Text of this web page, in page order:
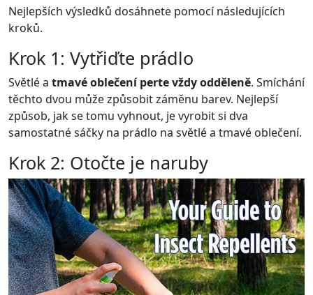
Nejlepších výsledků dosáhnete pomocí následujících
kroků.
Krok 1: Vytřiďte prádlo
Světlé a tmavé oblečení perte vždy odděleně. Smíchání
těchto dvou může způsobit záměnu barev. Nejlepší
způsob, jak se tomu vyhnout, je vyrobit si dva
samostatné sáčky na prádlo na světlé a tmavé oblečení.
Krok 2: Otočte je naruby